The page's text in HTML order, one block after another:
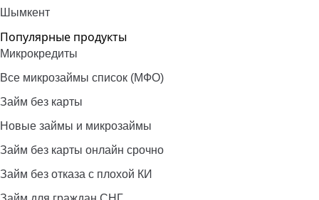
Шымкент
Популярные продукты
Микрокредиты
Все микрозаймы список (МФО)
Займ без карты
Новые займы и микрозаймы
Займ без карты онлайн срочно
Займ без отказа с плохой КИ